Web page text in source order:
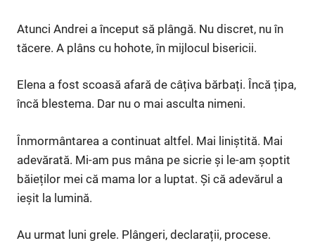
Atunci Andrei a început să plângă. Nu discret, nu în
tăcere. A plâns cu hohote, în mijlocul bisericii.
Elena a fost scoasă afară de câțiva bărbați. Încă țipa,
încă blestema. Dar nu o mai asculta nimeni.
Înmormântarea a continuat altfel. Mai liniștită. Mai
adevărată. Mi-am pus mâna pe sicrie și le-am șoptit
băieților mei că mama lor a luptat. Și că adevărul a
ieșit la lumină.
Au urmat luni grele. Plângeri, declarații, procese.